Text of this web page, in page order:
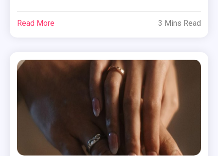
Read More 3 Mins Read